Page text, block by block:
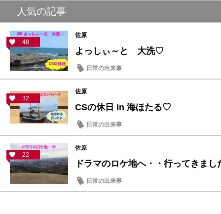
人気の記事
48
佐原
よっしぃ～と 大洗♡
日常の出来事
32
佐原
CSの休日 in 海ほたる♡
日常の出来事
22
佐原
ドラマのロケ地へ・・行ってきまし
日常の出来事